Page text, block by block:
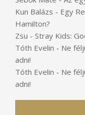
Kun Balázs - Egy
Hamilton?
Zsu - Stray Kids:
Tóth Evelin - Ne
adni!
Tóth Evelin - Ne
adni!